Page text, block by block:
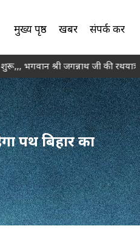
मुख्य पृष्ठ खबरें संपर्क करें
श्री जगन्नाथ जी की रथयात्रा के
पथ बिहार का